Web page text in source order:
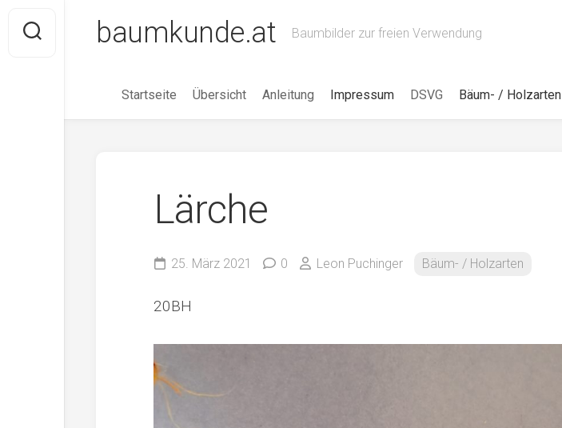
content
baumkunde.at Baumbilder zur freien Verwendung
Startseite Übersicht Anleitung Impressum DSVG Bäum- / Holzarten
Lärche
25. März 2021 0 Leon Puchinger Bäum- / Holzarten
20BH